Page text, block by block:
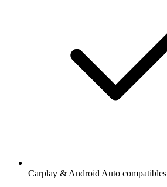
Carplay & Android Auto compatibles